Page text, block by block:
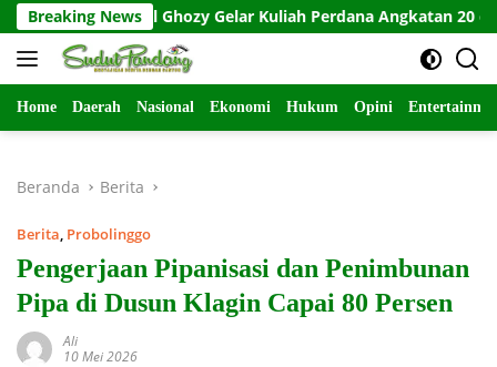
Langsung
ke
konten
Breaking News
Al Ghozy Gelar Kuliah Perdana Angkatan 20 dan Wisuda
Home Daerah Nasional Ekonomi Hukum Opini
Beranda Berita
Berita, Probolinggo
Pengerjaan Pipanisasi dan Penimbunan
Pipa di Dusun Klagin Capai 80 Persen
Ali
10 Mei 2026